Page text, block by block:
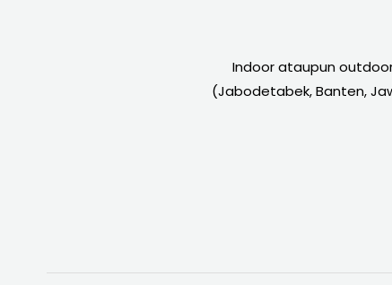
Indoor ataupun
(Jabodetabek, Banten,